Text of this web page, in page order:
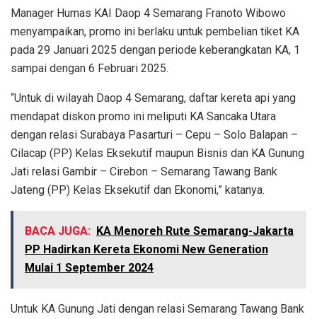
Manager Humas KAI Daop 4 Semarang Franoto Wibowo
menyampaikan, promo ini berlaku untuk pembelian tiket KA
pada 29 Januari 2025 dengan periode keberangkatan KA, 1
sampai dengan 6 Februari 2025.
“Untuk di wilayah Daop 4 Semarang, daftar kereta api yang
mendapat diskon promo ini meliputi KA Sancaka Utara
dengan relasi Surabaya Pasarturi – Cepu – Solo Balapan –
Cilacap (PP) Kelas Eksekutif maupun Bisnis dan KA Gunung
Jati relasi Gambir – Cirebon – Semarang Tawang Bank
Jateng (PP) Kelas Eksekutif dan Ekonomi,” katanya.
BACA JUGA: KA Menoreh Rute Semarang-Jakarta
PP Hadirkan Kereta Ekonomi New Generation
Mulai 1 September 2024
Untuk KA Gunung Jati dengan relasi Semarang Tawang Bank